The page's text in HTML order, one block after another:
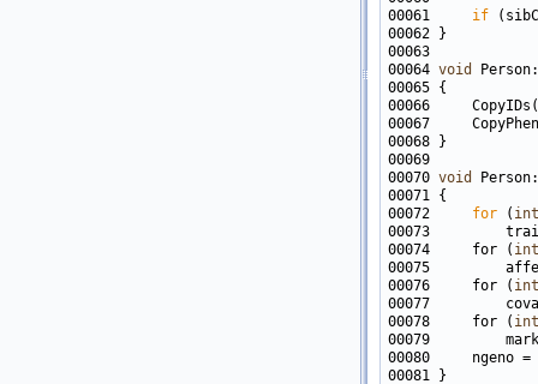
00061 if
00064 void
00070 void
00072 for ( int
00074     for ( int
00076     for ( int
00078     for ( int